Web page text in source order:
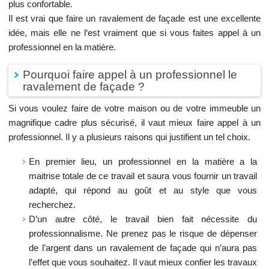
plus confortable.
Il est vrai que faire un ravalement de façade est une excellente
idée, mais elle ne l‘est vraiment que si vous faites appel à un
professionnel en la matière.
Pourquoi faire appel à un professionnel le
ravalement de façade ?
Si vous voulez faire de votre maison ou de votre immeuble un
magnifique cadre plus sécurisé, il vaut mieux faire appel à un
professionnel. Il y a plusieurs raisons qui justifient un tel choix.
En premier lieu, un professionnel en la matière a la
maitrise totale de ce travail et saura vous fournir un travail
adapté, qui répond au goût et au style que vous
recherchez.
D’un autre côté, le travail bien fait nécessite du
professionnalisme. Ne prenez pas le risque de dépenser
de l’argent dans un ravalement de façade qui n’aura pas
l’effet que vous souhaitez. Il vaut mieux confier les travaux